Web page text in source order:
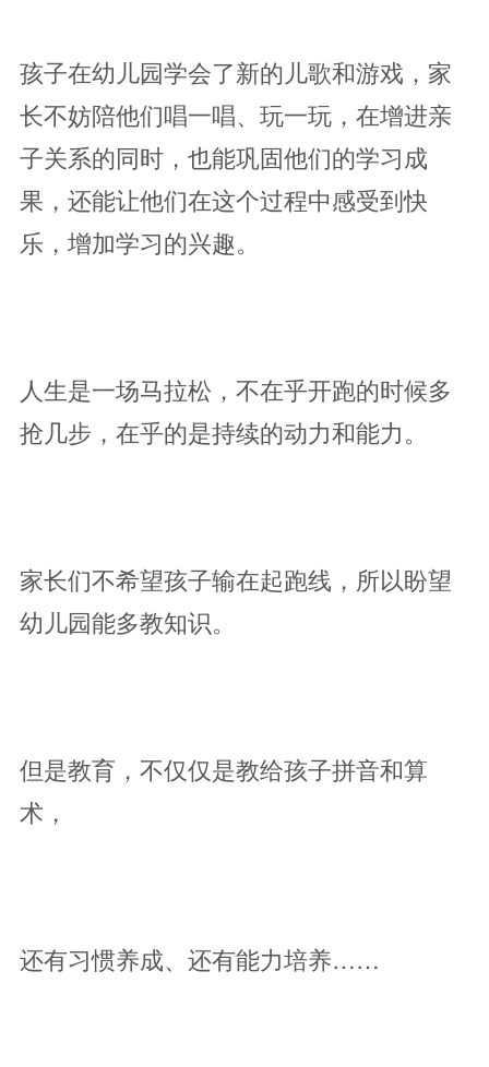
孩子在幼儿园学会了新的儿歌和游戏，家
长不妨陪他们唱一唱、玩一玩，在增进亲
子关系的同时，也能巩固他们的学习成
果，还能让他们在这个过程中感受到快
乐，增加学习的兴趣。
人生是一场马拉松，不在乎开跑的时候多
抢几步，在乎的是持续的动力和能力。
家长们不希望孩子输在起跑线，所以盼望
幼儿园能多教知识。
但是教育，不仅仅是教给孩子拼音和算
术，
还有习惯养成、还有能力培养……